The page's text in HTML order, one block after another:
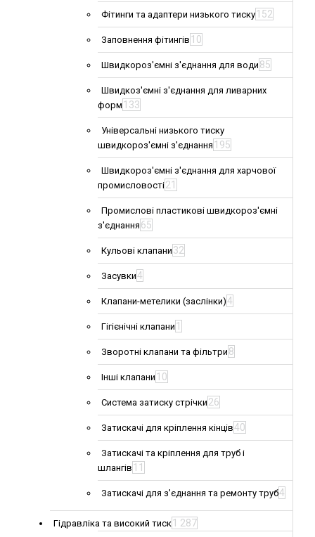
Фітинги та адаптери низького тиску 152
Заповнення фітингів 10
Швидкороз'ємні з'єднання для води 85
Швидкоз'ємні з'єднання для ливарних
форм 133
Універсальні низького тиску
швидкороз'ємні з'єднання 195
Швидкороз'ємні з'єднання для харчової
промисловості21
Промислові пластикові швидкороз'ємні
з'єднання 65
Кульові клапани 32
Засувки4
Клапани-метелики (заслінки)4
Гігієнічні клапани 1
Зворотні клапани та фільтри 8
Інші клапани 10
Система затиску стрічки 26
Затискачі для кріплення кінців40
Затискачі та кріплення для труб і
шлангів 11
Затискачі для з'єднання та ремонту труб4
Гідравліка та високий тиск 1 287